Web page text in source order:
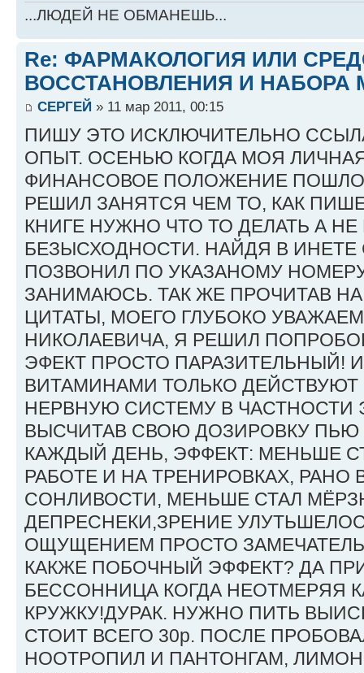
...ЛЮДЕЙ НЕ ОБМАНЕШЬ...
Re: ФАРМАКОЛОГИЯ ИЛИ
ВОССТАНОВЛЕНИЯ И НАБОРА
СЕРГЕЙ » 11 мар 2011, 00:15
ПИШУ ЭТО ИСКЛЮЧИТЕЛЬНО
ОПЫТ. ОСЕНЬЮ КОГДА МОЯ
ФИНАНСОВОЕ ПОЛОЖЕНИЕ ПОШЛО
РЕШИЛ ЗАНЯТСЯ ЧЕМ ТО, КАК
КНИГЕ НУЖНО ЧТО ТО ДЕЛАТЬ А НЕ
БЕЗЫСХОДНОСТИ. НАЙДЯ В ИНЕТЕ
ПОЗВОНИЛ ПО УКАЗАНОМУ
ЗАНИМАЮСЬ. ТАК ЖЕ ПРОЧИТАВ
ЦИТАТЫ, МОЕГО ГЛУБОКО
НИКОЛАЕВИЧА, Я РЕШИЛ
ЭФЕКТ ПРОСТО ПАРАЗИТЕЛЬНЫЙ!
ВИТАМИНАМИ ТОЛЬКО
НЕРВНУЮ СИСТЕМУ В ЧАСТНОСТИ
ВЫСЧИТАВ СВОЮ ДОЗИРОВКУ ПЬЮ
КАЖДЫЙ ДЕНЬ, ЭФФЕКТ: МЕНЬШЕ
РАБОТЕ И НА ТРЕНИРОВКАХ, РАНО
СОНЛИВОСТИ, МЕНЬШЕ СТАЛ
ДЕПРЕСНЕКИ,ЗРЕНИЕ
ОЩУЩЕНИЕМ ПРОСТО
КАКЖЕ ПОБОЧНЫЙ ЭФФЕКТ? ДА
БЕССОННИЦА КОГДА НЕОТМЕРЯЯ
КРУЖКУ!ДУРАК. НУЖНО ПИТЬ
СТОИТ ВСЕГО 30р. ПОСЛЕ
НООТРОПИЛ И ПАНТОНГАМ,